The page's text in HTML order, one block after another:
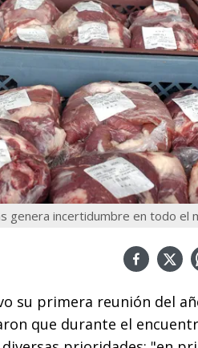
genera incertidumbre en todo el
su primera reunión del
que durante el